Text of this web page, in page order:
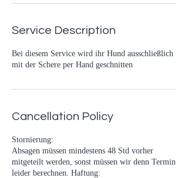
Service Description
Bei diesem Service wird ihr Hund ausschließlich
mit der Schere per Hand geschnitten
Cancellation Policy
Stornierung:
Absagen müssen mindestens 48 Std vorher
mitgeteilt werden, sonst müssen wir denn Termin
leider berechnen. Haftung: